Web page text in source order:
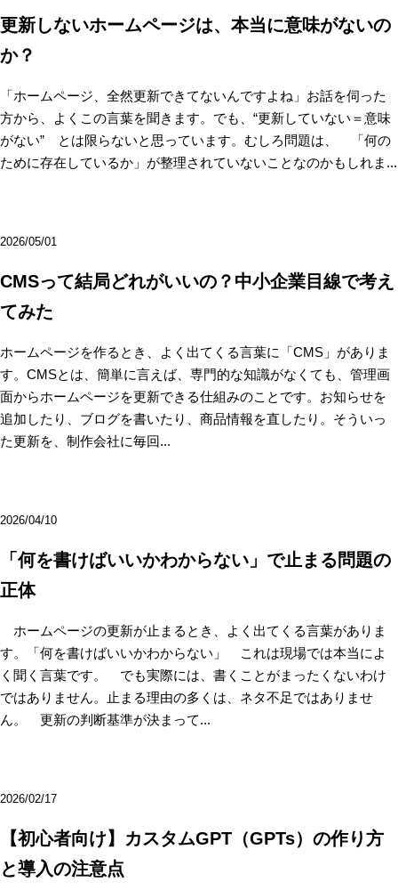
更新しないホームページは、本当に意味がないの
か？
「ホームページ、全然更新できてないんですよね」お話を伺った
方から、よくこの言葉を聞きます。でも、“更新していない＝意味
がない” とは限らないと思っています。むしろ問題は、 「何の
ために存在しているか」が整理されていないことなのかもしれま...
2026/05/01
CMSって結局どれがいいの？中小企業目線で考え
てみた
ホームページを作るとき、よく出てくる言葉に「CMS」がありま
す。CMSとは、簡単に言えば、専門的な知識がなくても、管理画
面からホームページを更新できる仕組みのことです。お知らせを
追加したり、ブログを書いたり、商品情報を直したり。そういっ
た更新を、制作会社に毎回...
2026/04/10
「何を書けばいいかわからない」で止まる問題の
正体
ホームページの更新が止まるとき、よく出てくる言葉がありま
す。「何を書けばいいかわからない」 これは現場では本当によ
く聞く言葉です。 でも実際には、書くことがまったくないわけ
ではありません。止まる理由の多くは、ネタ不足ではありませ
ん。 更新の判断基準が決まって...
2026/02/17
【初心者向け】カスタムGPT（GPTs）の作り方
と導入の注意点